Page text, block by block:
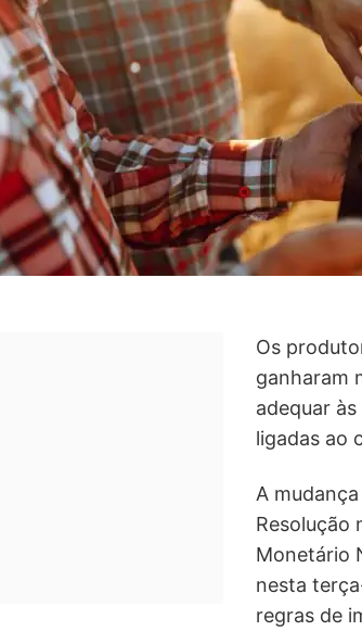
Os
ganharam
adequar
ligadas ao
A
Resolução
Monetário
nesta
regras de